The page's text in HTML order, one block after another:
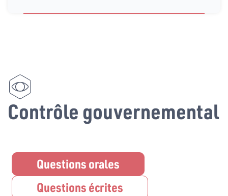
Contrôle gouvernemental
Questions orales
Questions écrites